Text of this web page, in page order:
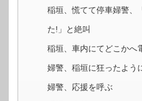
稲垣、慌てて停車婦警
た!」と絶叫
稲垣、車内にてどこかへ
婦警、稲垣に狂ったよう
婦警、応援を呼ぶ